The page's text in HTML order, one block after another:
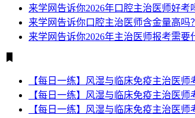
来学网告诉你2026年口腔主治医师好考
来学网告诉你口腔主治医师含金量高吗？
来学网告诉你2026年主治医师报考需要
【每日一练】风湿与临床免疫主治医师
【每日一练】风湿与临床免疫主治医师
【每日一练】风湿与临床免疫主治医师